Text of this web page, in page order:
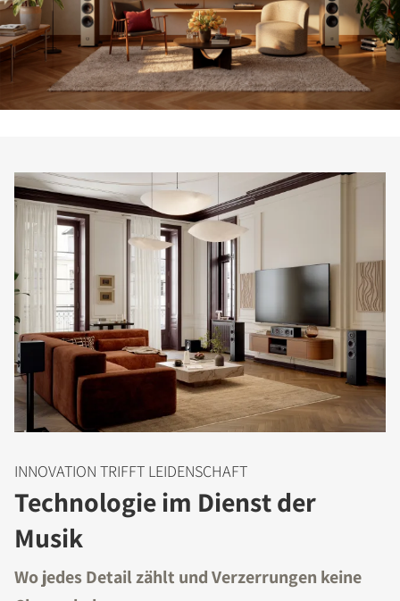
INNOVATION TRIFFT LEIDENSCHAFT
Technologie im Dienst der
Musik
Wo jedes Detail zählt und Verzerrungen keine